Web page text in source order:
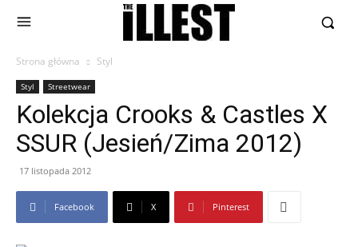
Strona główna Styl
Styl Streetwear
Kolekcja Crooks & Castles X
SSUR (Jesień/Zima 2012)
17 listopada 2012
Facebook X Pinterest